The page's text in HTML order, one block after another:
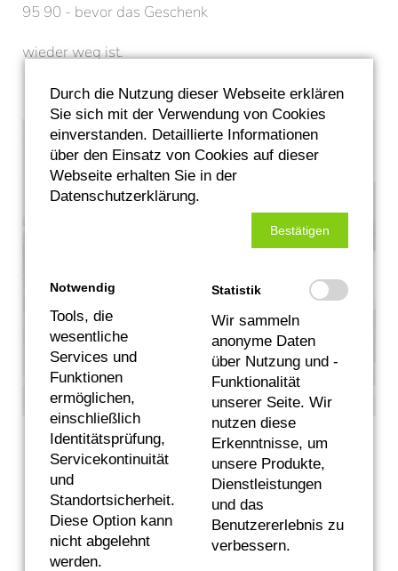
95 90 - bevor das Geschenk
wieder weg ist.
Zurück zur Übersicht
Durch die Nutzung dieser Webseite erklären
Sie sich mit der Verwendung von Cookies
einverstanden. Detaillierte Informationen
über den Einsatz von Cookies auf dieser
Webseite erhalten Sie in der
Datenschutzerklärung.
Bestätigen
Notwendig
Tools, die
wesentliche
Services und
Funktionen
ermöglichen,
einschließlich
Identitätsprüfung,
Servicekontinuität
und
Standortsicherheit.
Diese Option kann
nicht abgelehnt
werden.
Statistik
Wir sammeln
anonyme Daten
über Nutzung und -
Funktionalität
unserer Seite. Wir
nutzen diese
Erkenntnisse, um
unsere Produkte,
Dienstleistungen
und das
Benutzererlebnis zu
verbessern.